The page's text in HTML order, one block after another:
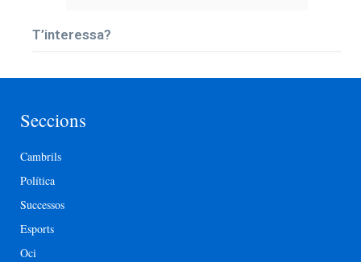
T’interessa?
Seccions
Cambrils
Política
Successos
Esports
Oci